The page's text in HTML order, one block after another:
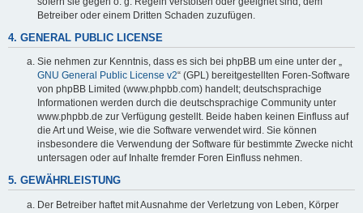
Betreiber oder einem Dritten Schaden zuzufügen.
4. GENERAL PUBLIC LICENSE
Sie nehmen zur Kenntnis, dass es sich bei phpBB um eine unter der „
GNU General Public License v2“ (GPL) bereitgestellten Foren-Software
von phpBB Limited (www.phpbb.com) handelt; deutschsprachige
Informationen werden durch die deutschsprachige Community unter
www.phpbb.de zur Verfügung gestellt. Beide haben keinen Einfluss auf
die Art und Weise, wie die Software verwendet wird. Sie können
insbesondere die Verwendung der Software für bestimmte Zwecke nicht
untersagen oder auf Inhalte fremder Foren Einfluss nehmen.
5. GEWÄHRLEISTUNG
Der Betreiber haftet mit Ausnahme der Verletzung von Leben, Körper